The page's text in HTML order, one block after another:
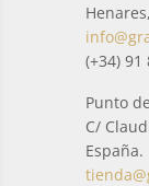
(+34) 91
Punto
C/
España.